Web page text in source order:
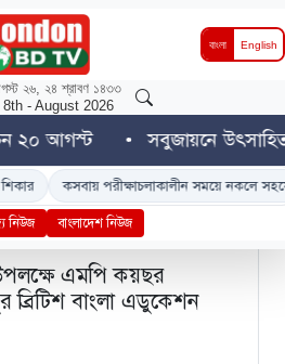
বাংলা English
২৬, ২৪ শ্রাবণ ১৪৩৩
- August 2026
করতে নেত্রকোণায়
ঢাকা থেকে ব্রাহ্মণবাড়িয়ায় আসার পথে 'ডুয়েট' শিক্ষার্থী
নিউজ বাংলাদেশ নিউজ
ঢাকা থেকে ব্রাহ্মণবাড়িয়ায় আসার পথে 'ডুয়েট' শিক্ষার্থী
এমপি কয়ছর
বাংলা এডুকেশন